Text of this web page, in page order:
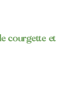
courgette et